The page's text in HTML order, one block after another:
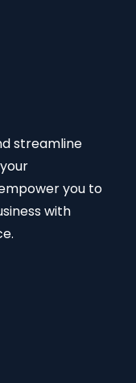
streamline
you to
with